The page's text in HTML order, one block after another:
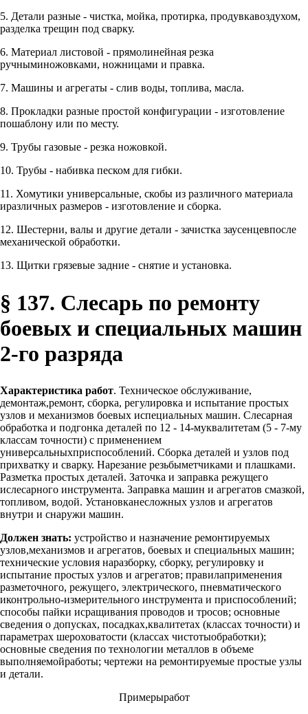
5. Детали разные - чистка, мойка, протирка, продувкавоздухом,
разделка трещин под сварку.
6. Материал листовой - прямолинейная резка
ручныминожовками, ножницами и правка.
7. Машины и агрегаты - слив воды, топлива, масла.
8. Прокладки разные простой конфигурации - изготовление
пошаблону или по месту.
9. Трубы газовые - резка ножовкой.
10. Трубы - набивка песком для гибки.
11. Хомутики универсальные, скобы из различного материала
иразличных размеров - изготовление и сборка.
12. Шестерни, валы и другие детали - зачистка заусенцевпосле
механической обработки.
13. Щитки грязевые задние - снятие и установка.
§ 137. Слесарь по ремонту
боевых и специальных машин
2-го разряда
Характеристика работ. Техническое обслуживание,
демонтаж,ремонт, сборка, регулировка и испытание простых
узлов и механизмов боевых испециальных машин. Слесарная
обработка и подгонка деталей по 12 - 14-муквалитетам (5 - 7-му
классам точности) с применением
универсальныхприспособлений. Сборка деталей и узлов под
прихватку и сварку. Нарезание резьбыметчиками и плашками.
Разметка простых деталей. Заточка и заправка режущего
ислесарного инструмента. Заправка машин и агрегатов смазкой,
топливом, водой. Установканесложных узлов и агрегатов
внутри и снаружи машин.
Должен знать: устройство и назначение ремонтируемых
узлов,механизмов и агрегатов, боевых и специальных машин;
технические условия наразборку, сборку, регулировку и
испытание простых узлов и агрегатов; правилаприменения
разметочного, режущего, электрического, пневматического
иконтрольно-измерительного инструмента и приспособлений;
способы пайки исращивания проводов и тросов; основные
сведения о допусках, посадках,квалитетах (классах точности) и
параметрах шероховатости (классах чистотыобработки);
основные сведения по технологии металлов в объеме
выполняемойработы; чертежи на ремонтируемые простые узлы
и детали.
Примерыработ